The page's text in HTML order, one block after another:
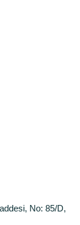
No: 85/D,